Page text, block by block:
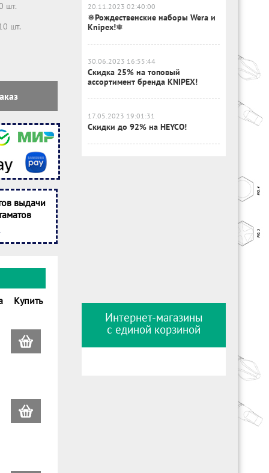
шт.
шт.
выдачи
Купить
20.11.2023 02:40:00
❅Рождественские наборы Wera и
Knipex!❅
30.06.2023 16:55:44
Скидка 25% на топовый
ассортимент бренда KNIPEX!
17.05.2023 19:01:31
Скидки до 92% на HEYCO!
Интернет-магазины
с единой корзиной